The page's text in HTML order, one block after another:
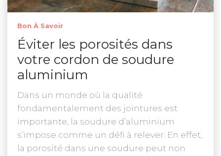
Bon À Savoir
Éviter les porosités dans
votre cordon de soudure
aluminium
Dans un monde où la qualité
fondamentalement des jointures est
importante, la soudure d’aluminium
s’impose comme un défi à relever. En effet,
la porosité dans une soudure peut non